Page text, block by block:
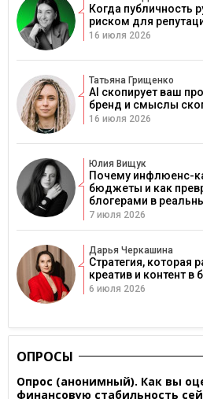
Когда публичность
риском для
16 июля 2026
Татьяна Грищенко
AI скопирует ваш
бренд и смыслы
16 июля 2026
Юлия Вищук
Почему инфлюенс-
бюджеты и как
блогерами в
7 июля 2026
Дарья Черкашина
Стратегия, которая
креатив и контент в
6 июля 2026
ОПРОСЫ
Опрос (анонимный). Как вы
финансовую стабильность